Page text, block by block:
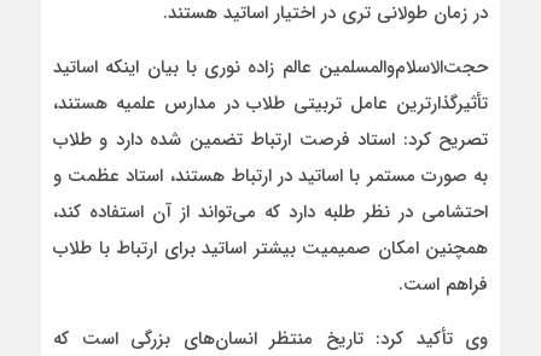
در زمان طولانی تری در اختیار اساتید هستند.
حجت‌الاسلام‌والمسلمین عالم زاده نوری با بیان اینکه اساتید
تأثیرگذارترین عامل تربیتی طلاب در مدارس علمیه هستند،
تصریح کرد: استاد فرصت ارتباط تضمین شده دارد و طلاب
به صورت مستمر با اساتید در ارتباط هستند، استاد عظمت و
احتشامی در نظر طلبه دارد که می‌تواند از آن استفاده کند،
همچنین امکان صمیمیت بیشتر اساتید برای ارتباط با طلاب
فراهم است.
وی تأکید کرد: تاریخ منتظر انسان‌های بزرگی است که